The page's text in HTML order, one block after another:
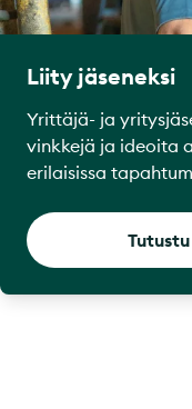
Liity jäseneksi
Yrittäjä- ja
vinkkejä ja ideoita
erilaisissa